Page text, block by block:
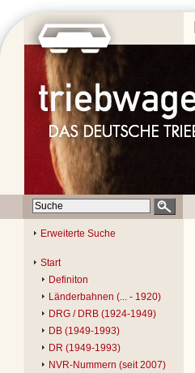
Erweiterte Suche
Start
Definiton
Länderbahnen (... - 1920)
DRG / DRB (1924-1949)
DB (1949-1993)
DR (1949-1993)
NVR-Nummern (seit 2007)